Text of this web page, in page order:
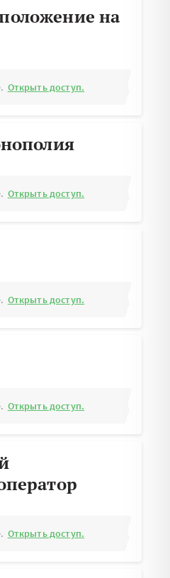
на
Открыть доступ.
Открыть доступ.
Открыть доступ.
Открыть доступ.
Открыть доступ.